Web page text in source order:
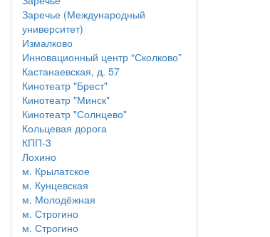
Заречье (Международный
университет)
Измалково
Инновационный центр “Сколково”
Кастанаевская, д. 57
Кинотеатр "Брест"
Кинотеатр "Минск"
Кинотеатр "Солнцево"
Кольцевая дорога
КПП-3
Лохино
м. Крылатское
м. Кунцевская
м. Молодёжная
м. Строгино
м. Строгино